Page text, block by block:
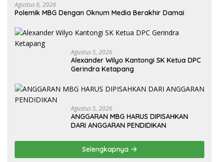
Agustus 6, 2026
Polemik MBG Dengan Oknum Media Berakhir Damai
Agustus 5, 2026
Alexander Wilyo Kantongi SK Ketua DPC
Gerindra Ketapang
Agustus 5, 2026
ANGGARAN MBG HARUS DIPISAHKAN
DARI ANGGARAN PENDIDIKAN
Selengkapnya